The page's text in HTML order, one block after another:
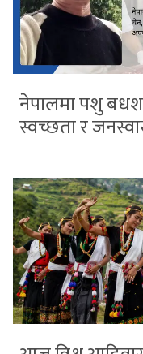
नेपालमा पशु
स्वच्छता र